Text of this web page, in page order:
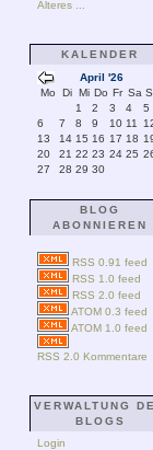
Älteres ...
KALENDER
April '26
Mo
Di Mi Do Fr Sa
1
2 3 4
5
6
7 8 9 10 11
13
14 15 16 17 18
20
21 22 23 24 25
27
28 29 30
BLOG
ABONNIEREN
RSS 0.91 feed
RSS 1.0 feed
RSS 2.0 feed
ATOM 0.3 feed
ATOM 1.0 feed
RSS 2.0 Kommentare
VERWALTUNG
BLOGS
Login